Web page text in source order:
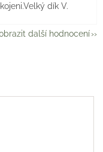
dík V.
další hodnocení